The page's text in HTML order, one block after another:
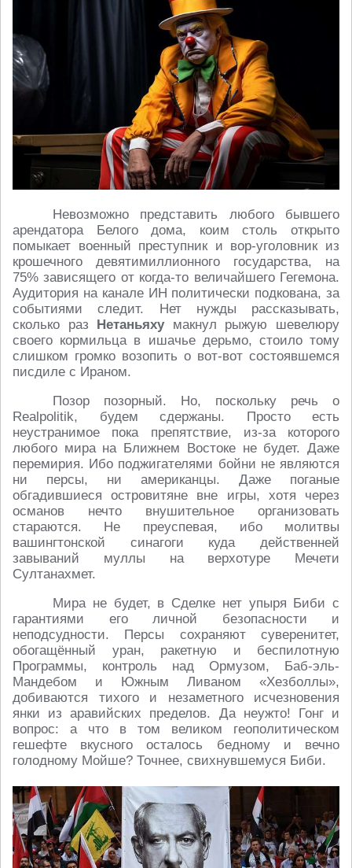
Невозможно представить любого бывшего
арендатора Белого дома, коим столь открыто
помыкает военный преступник и вор-уголовник из
крошечного девятимиллионного государства, на
75% зависящего от когда-то величайшего Гегемона.
Аудитория на канале ИН политически подкована, за
событиями следит. Нет нужды рассказывать,
сколько раз
Нетаньяху макнул рыжую шевелюру
своего кормильца в ишачье дерьмо, стоило тому
слишком громко возопить о вот-вот состоявшемся
писдиле с Ираном.
Позор позорный. Но, поскольку речь о
Realpolitik, будем сдержаны. Просто есть
неустранимое пока препятствие, из-за которого
любого мира на Ближнем Востоке не будет. Даже
перемирия. Ибо поджигателями бойни не являются
ни персы, ни американцы. Даже поганые
обгадившиеся островитяне вне игры, хотя через
османов нечто внушительное организовать
стараются. Не преуспевая, ибо молитвы
вашингтонской синагоги куда действенней
завываний муллы на верхотуре Мечети
Султанахмет.
Мира не будет, в Сделке нет упыря Биби с
гарантиями его личной безопасности и
неподсудности. Персы сохраняют суверенитет,
обогащённый уран, ракетную и беспилотную
Программы, контроль над Ормузом, Баб-эль-
Мандебом и Южным Ливаном «Хезболлы»,
добиваются тихого и незаметного исчезновения
янки из аравийских пределов. Да неужто! Гонг и
вопрос: а что в том великом геополитическом
гешефте вкусного осталось бедному и вечно
голодному Мойше? Точнее, свихнувшемуся Биби.